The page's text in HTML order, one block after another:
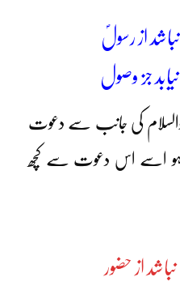
از رسولؐ
جز وصول
والسلام کی جانب سے دعوت
ہو اسے اس دعوت سے کچھ
از حضور